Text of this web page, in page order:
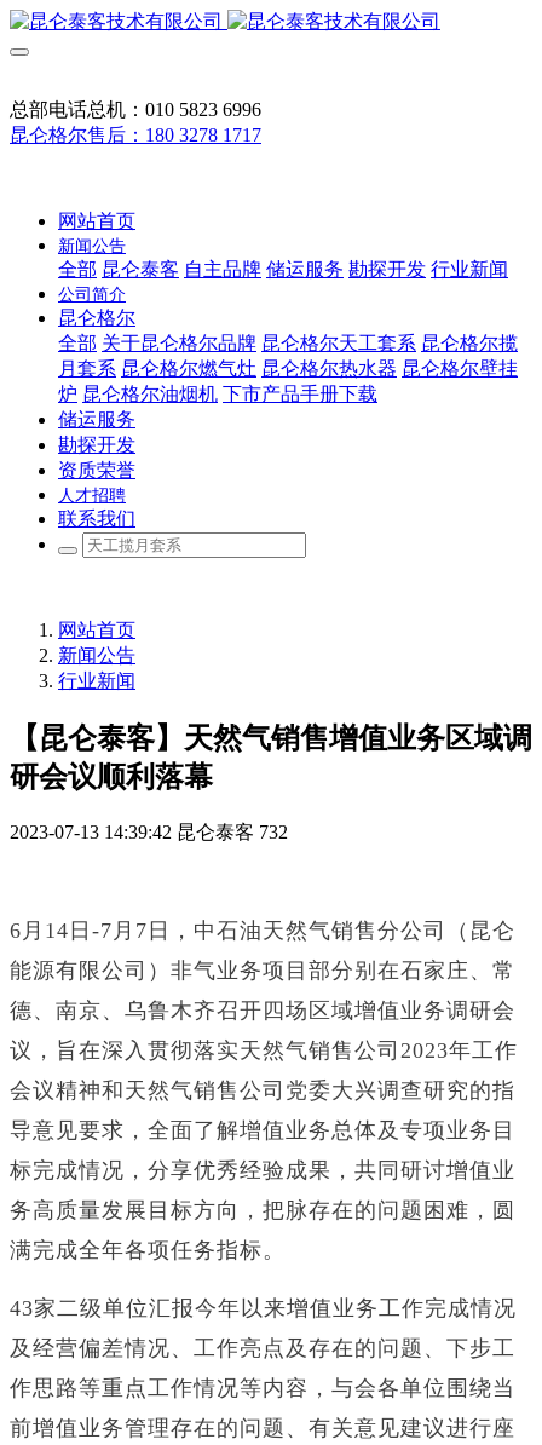
总部电话总机：010 5823 6996
昆仑格尔售后：180 3278 1717
网站首页
新闻公告
全部 昆仑泰客 自主品牌 储运服务 勘探开发 行业新闻
公司简介
昆仑格尔
全部 关于昆仑格尔品牌 昆仑格尔天工套系 昆仑格尔揽
月套系 昆仑格尔燃气灶 昆仑格尔热水器 昆仑格尔壁挂
炉 昆仑格尔油烟机 下市产品手册下载
储运服务
勘探开发
资质荣誉
人才招聘
联系我们
网站首页
新闻公告
行业新闻
【昆仑泰客】天然气销售增值业务区域调
研会议顺利落幕
2023-07-13 14:39:42 昆仑泰客 732
6月14日-7月7日，中石油天然气销售分公司（昆仑
能源有限公司）非气业务项目部分别在石家庄、常
德、南京、乌鲁木齐召开四场区域增值业务调研会
议，旨在深入贯彻落实天然气销售公司2023年工作
会议精神和天然气销售公司党委大兴调查研究的指
导意见要求，全面了解增值业务总体及专项业务目
标完成情况，分享优秀经验成果，共同研讨增值业
务高质量发展目标方向，把脉存在的问题困难，圆
满完成全年各项任务指标。
43家二级单位汇报今年以来增值业务工作完成情况
及经营偏差情况、工作亮点及存在的问题、下步工
作思路等重点工作情况等内容，与会各单位围绕当
前增值业务管理存在的问题、有关意见建议进行座